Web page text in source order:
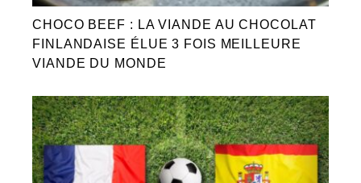
CHOCO BEEF : LA VIANDE AU CHOCOLAT
FINLANDAISE ÉLUE 3 FOIS MEILLEURE
VIANDE DU MONDE